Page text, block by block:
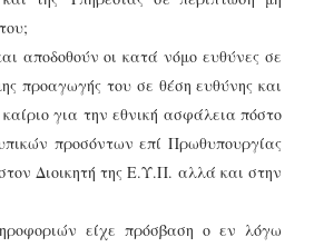
αποδοθούν οι κατά νόμο ευθύνες σε
προαγωγής του σε θέση ευθύνης και
για την εθνική ασφάλεια πόστο
προσόντων επί Πρωθυπουργίας
Διοικητή της Ε.Υ.Π. αλλά και στην
είχε πρόσβαση ο εν λόγω